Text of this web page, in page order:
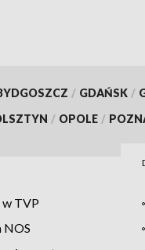
/ GDAŃSK /
/ OPOLE /
w TVP
NOS